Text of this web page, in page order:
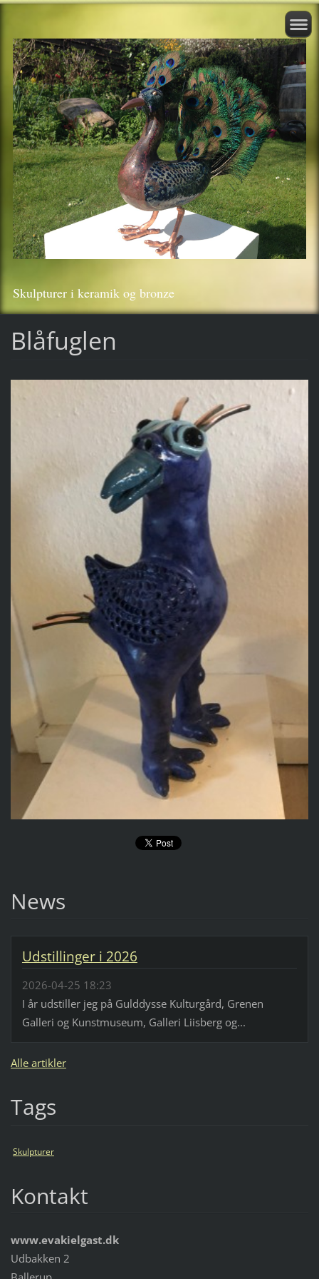
Skulpturer i keramik og bronze
Blåfuglen
News
Udstillinger i 2026
2026-04-25 18:23
I år udstiller jeg på Gulddysse Kulturgård, Grenen
Galleri og Kunstmuseum, Galleri Liisberg og...
Alle artikler
Tags
Skulpturer
Kontakt
www.evakielgast.dk
Udbakken 2